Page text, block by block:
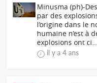
Minusma (ph)-
par des
l’origine dans le
humaine n’est à
explosions ont ci...
il y a 4 ans